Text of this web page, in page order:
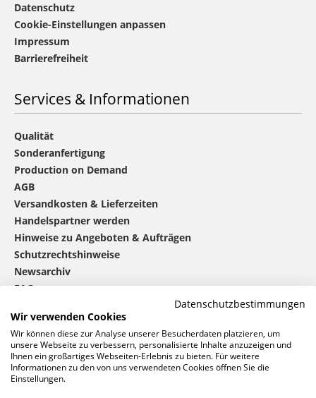
Datenschutz
Cookie-Einstellungen anpassen
Impressum
Barrierefreiheit
Services & Informationen
Qualität
Sonderanfertigung
Production on Demand
AGB
Versandkosten & Lieferzeiten
Handelspartner werden
Hinweise zu Angeboten & Aufträgen
Schutzrechtshinweise
Newsarchiv
FAQ
mbw®kontaktieren
0 46 06 / 94 02 - 0
Rufen Sie uns an
Datenschutzbestimmungen
Wir verwenden Cookies
Wir können diese zur Analyse unserer Besucherdaten platzieren, um
unsere Webseite zu verbessern, personalisierte Inhalte anzuzeigen und
Ihnen ein großartiges Webseiten-Erlebnis zu bieten. Für weitere
Informationen zu den von uns verwendeten Cookies öffnen Sie die
Einstellungen.